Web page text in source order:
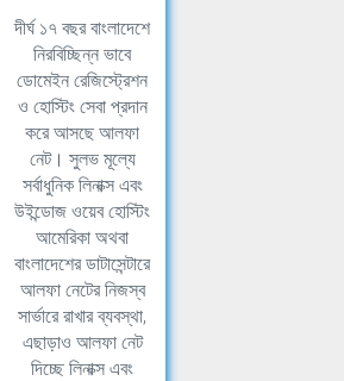
দীর্ঘ ১৭ বছর বাংলাদেশে
নিরবিচ্ছিন্ন ভাবে
ডোমেইন রেজিস্ট্রেশন
ও হোস্টিং সেবা প্রদান
করে আসছে আলফা
নেট। সুলভ মূল্যে
সর্বাধুনিক লিনাক্স এবং
উইন্ডোজ ওয়েব হোস্টিং
আমেরিকা অথবা
বাংলাদেশের ডাটাসেন্টারে
আলফা নেটের নিজস্ব
সার্ভারে রাখার ব্যবস্থা,
এছাড়াও আলফা নেট
দিচ্ছে লিনাক্স এবং